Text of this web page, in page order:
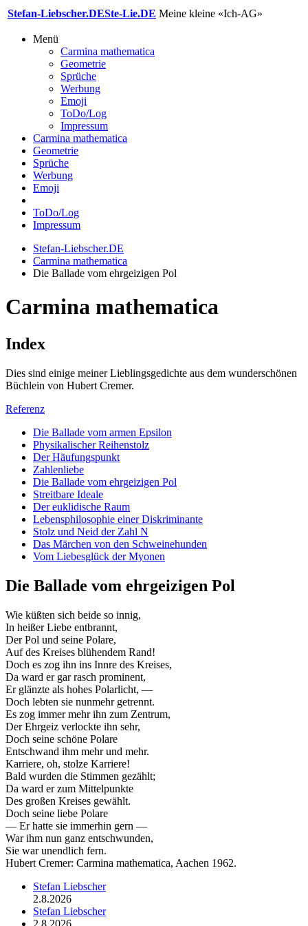
Stefan-Liebscher.DESte-Lie.DE Meine kleine «Ich-AG»
Menü
Carmina mathematica
Geometrie
Sprüche
Werbung
Emoji
ToDo/Log
Impressum
Carmina mathematica
Geometrie
Sprüche
Werbung
Emoji
ToDo/Log
Impressum
Stefan-Liebscher.DE
Carmina mathematica
Die Ballade vom ehrgeizigen Pol
Carmina mathematica
Index
Dies sind einige meiner Lieblingsgedichte aus dem wunderschönen
Büchlein von Hubert Cremer.
Referenz
Die Ballade vom armen Epsilon
Physikalischer Reihenstolz
Der Häufungspunkt
Zahlenliebe
Die Ballade vom ehrgeizigen Pol
Streitbare Ideale
Der euklidische Raum
Lebensphilosophie einer Diskriminante
Stolz und Neid der Zahl N
Das Märchen von den Schweinehunden
Vom Liebesglück der Myonen
Die Ballade vom ehrgeizigen Pol
Wie küßten sich beide so innig,
In heißer Liebe entbrannt,
Der Pol und seine Polare,
Auf des Kreises blühendem Rand!
Doch es zog ihn ins Innre des Kreises,
Da ward er gar rasch prominent,
Er glänzte als hohes Polarlicht, —
Doch lebten sie nunmehr getrennt.
Es zog immer mehr ihn zum Zentrum,
Der Ehrgeiz verlockte ihn sehr,
Doch seine schöne Polare
Entschwand ihm mehr und mehr.
Karriere, oh, stolze Karriere!
Bald wurden die Stimmen gezählt;
Da ward er zum Mittelpunkte
Des großen Kreises gewählt.
Doch seine liebe Polare
— Er hatte sie immerhin gern —
War ihm nun ganz entschwunden,
Sie war unendlich fern.
Hubert Cremer: Carmina mathematica, Aachen 1962.
Stefan Liebscher
2.8.2026
Stefan Liebscher
2.8.2026